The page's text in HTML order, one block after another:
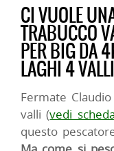
CI VUOLE
TRABUCCO
PER BIG DA
LAGHI 4 VALLI
Fermate
valli (vedi
questo